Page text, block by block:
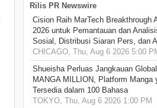
Rilis PR Newswire
Cision Raih MarTech Breakthrough
2026 untuk Pemantauan dan
Sosial, Distribusi Siaran Pers, dan
CHICAGO, Thu, Aug 6 2026 5:00
Shueisha Perluas Jangkauan
MANGA MILLION, Platform Manga
Tersedia dalam 100 Bahasa
TOKYO, Thu, Aug 6 2026 1:00 PM